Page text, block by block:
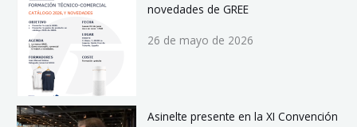
novedades de GREE
26 de mayo de 2026
Asinelte presente en la XI Convención